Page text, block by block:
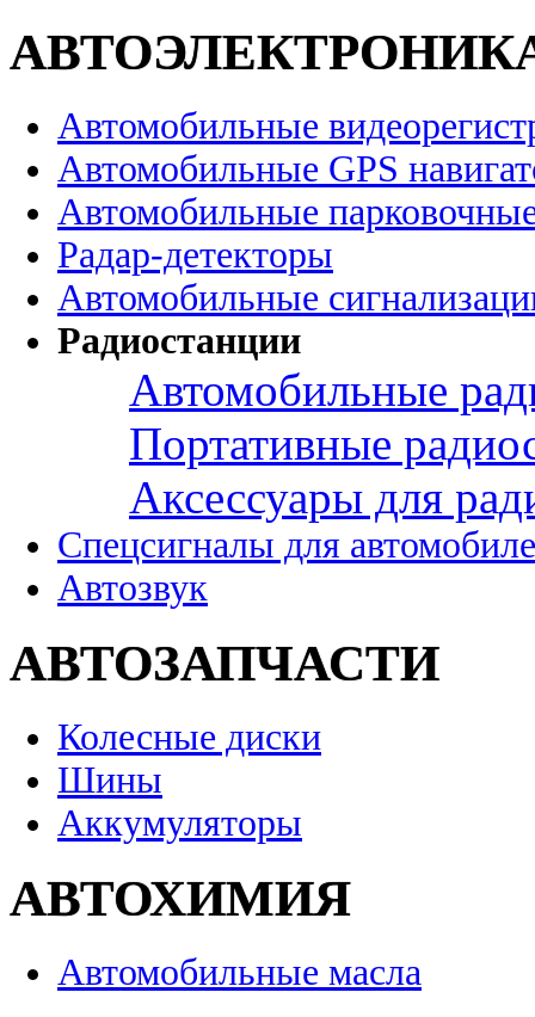
Автомобильные
Автомобильные GPS
Автомобильные
Радар-детекторы
Автомобильные
Радиостанции
Автомобильные
Портативные
Аксессуары для
Спецсигналы для
Автозвук
АВТОЗАПЧАСТИ
Колесные диски
Шины
Аккумуляторы
АВТОХИМИЯ
Автомобильные масла